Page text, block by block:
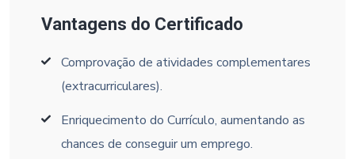
Vantagens do Certificado
Comprovação de atividades complementares
(extracurriculares).
Enriquecimento do Currículo, aumentando as
chances de conseguir um emprego.